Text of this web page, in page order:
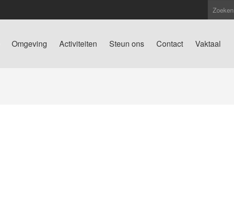
Omgeving Activiteiten Steun ons Contact Vaktaal